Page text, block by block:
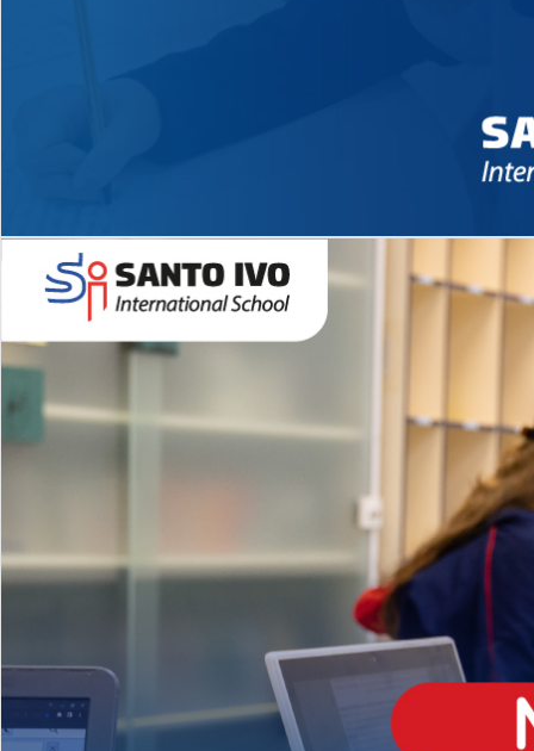
Novidades 2026 High School
EDUCAÇÃO INFANTIL
Inglês todos os dias
MÉDIO
igh School
Dupla Diplomação